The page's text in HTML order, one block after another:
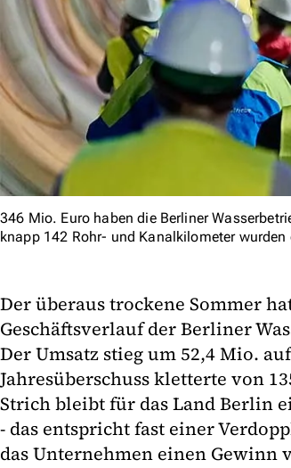
346 Mio. Euro haben die Berliner
knapp 142 Rohr- und Kanalkilometer
Der überaus trockene Sommer
Geschäftsverlauf der Berliner
Der Umsatz stieg um 52,4 Mio.
Jahresüberschuss kletterte von
Strich bleibt für das Land Berlin
- das entspricht fast einer
das Unternehmen einen Gewinn